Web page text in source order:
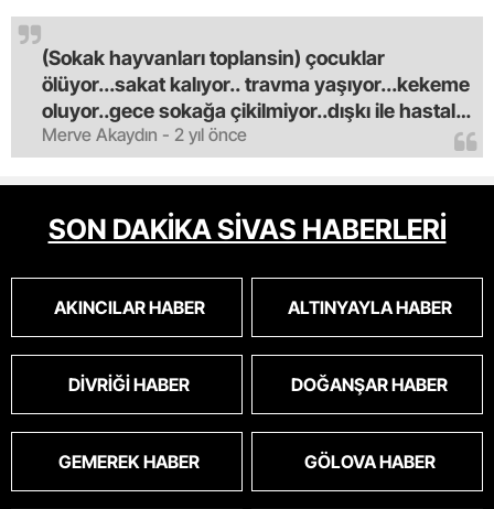
Merve Akaydın - 2 yıl önce
(Sokak hayvanları toplansin) çocuklar
ölüyor...sakat kalıyor.. travma yaşıyor...kekeme
oluyor..gece sokağa çikilmiyor..dışkı ile hastalık
saciyorlar.araba ve taksi olmadan eve
gldemiyoruz.artik bıktık.mama lobisinden para
alan tipler yüzünden bu vahşi hayvanlar
masum algısı yapılıyor.iki gün aç kalsa kendi
cinsini bile öldüren bu kopekler derhal
oldu.korkuyoruz.
SON DAKİKA SİVAS HABERLERİ
AKINCILAR HABER ALTINYAYLA HABER
DIVRIĞI HABER DOĞANŞAR HABER
GEMEREK HABER GÖLOVA HABER